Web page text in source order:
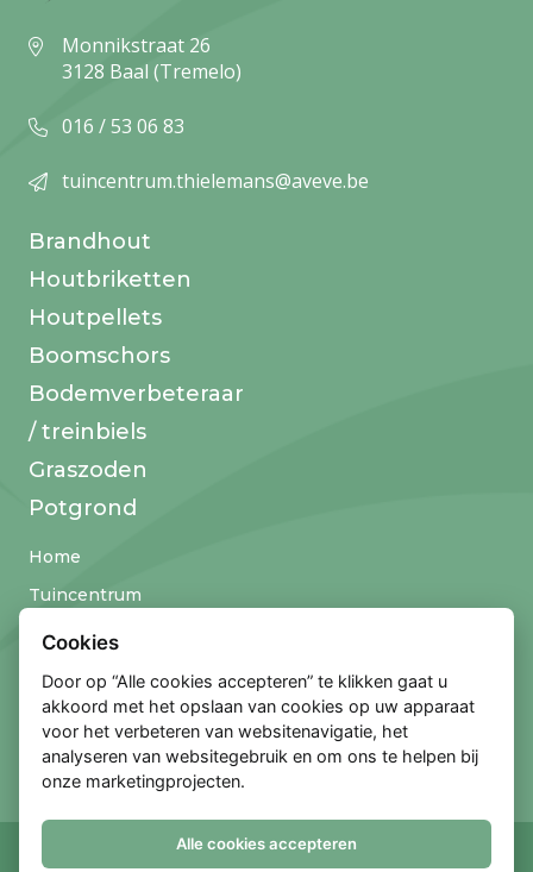
Monnikstraat 26
3128 Baal (Tremelo)
016 / 53 06 83
tuincentrum.thielemans@aveve.be
Brandhout
Houtbriketten
Houtpellets
Boomschors
Bodemverbeteraar
/ treinbiels
Graszoden
Potgrond
Home
Tuincentrum
Over Thielemans
Klantenservice
Contact
© 2026 Tuincentrum Thielemans
Cookies
Door op “Alle cookies accepteren” te klikken gaat u
akkoord met het opslaan van cookies op uw apparaat
voor het verbeteren van websitenavigatie, het
analyseren van websitegebruik en om ons te helpen bij
onze marketingprojecten.
Alle cookies accepteren